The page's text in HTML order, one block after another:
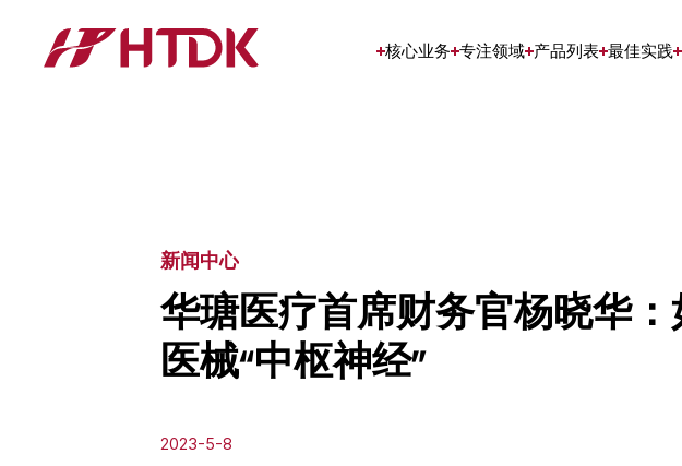
核心业务 专注领域 产品列表 最佳实践
新闻中心
华瑭医疗首席财务官杨晓华
医械“中枢神经”
2023-5-8